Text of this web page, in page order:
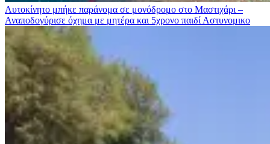
Αυτοκίνητο μπήκε παράνομα σε μονόδρομο στο Μαστιχάρι –
Αναποδογύρισε όχημα με μητέρα και 5χρονο παιδί Αστυνομικο